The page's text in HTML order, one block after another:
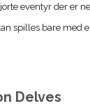
eventyr der er
spilles bare med
Delves